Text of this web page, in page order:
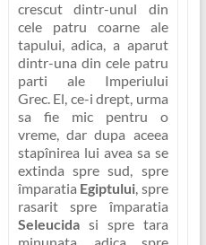
crescut dintr-unul din
cele patru coarne ale
tapului, adica, a aparut
dintr-una din cele patru
parti ale Imperiului
Grec. El, ce-i drept, urma
sa fie mic pentru o
vreme, dar dupa aceea
stapînirea lui avea sa se
extinda spre sud, spre
împaratia Egiptului, spre
rasarit spre împaratia
Seleucidasi spre tara